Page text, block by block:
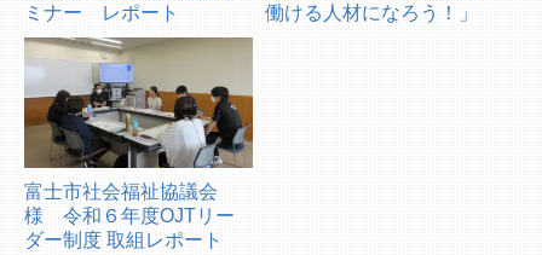
ミナー レポート
働ける人材になろう！」
富士市社会福祉協議会
様 令和６年度OJTリー
ダー制度 取組レポート